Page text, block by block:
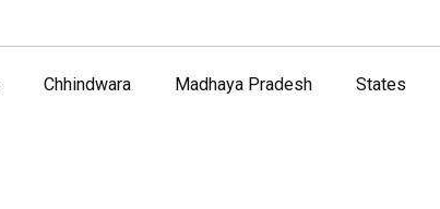
Chhindwara Madhaya Pradesh States